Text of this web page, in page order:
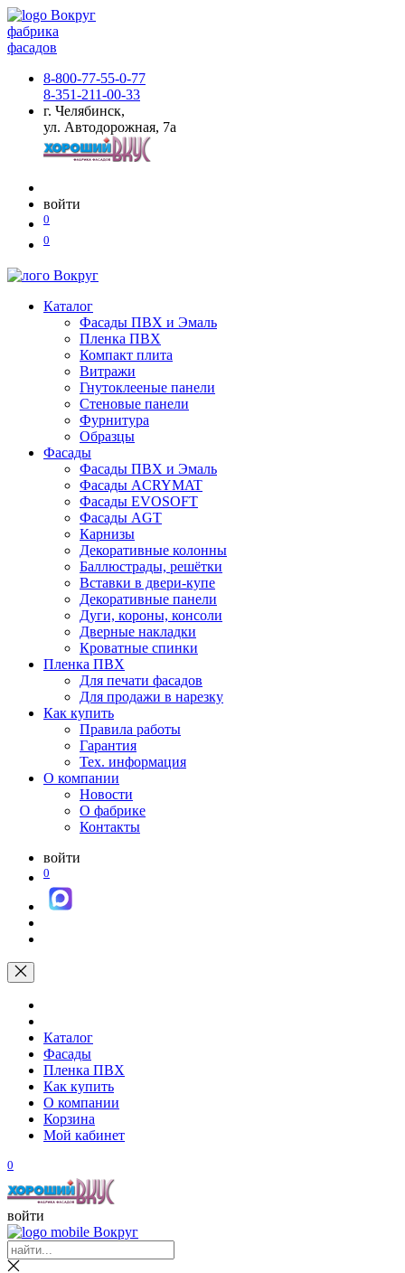
фабрика
фасадов
8-800-77-55-0-77
8-351-211-00-33
г. Челябинск,
ул. Автодорожная, 7а
войти
0
0
Каталог
Фасады ПВХ и Эмаль
Пленка ПВХ
Компакт плита
Витражи
Гнутоклееные панели
Стеновые панели
Фурнитура
Образцы
Фасады
Фасады ПВХ и Эмаль
Фасады ACRYMAT
Фасады EVOSOFT
Фасады AGT
Карнизы
Декоративные колонны
Баллюстрады, решётки
Вставки в двери-купе
Декоративные панели
Дуги, короны, консоли
Дверные накладки
Кроватные спинки
Пленка ПВХ
Для печати фасадов
Для продажи в нарезку
Как купить
Правила работы
Гарантия
Тех. информация
О компании
Новости
О фабрике
Контакты
войти
0
Каталог
Фасады
Пленка ПВХ
Как купить
О компании
Корзина
Мой кабинет
0
войти